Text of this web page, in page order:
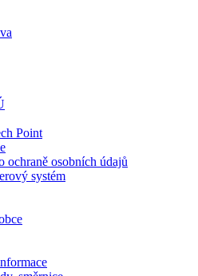
Point
ochraně osobních údajů
systém